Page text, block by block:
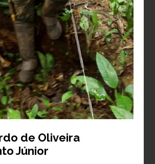
de Oliveira
Júnior
Equipe
ALUNOS INTERNACIONAIS
VISITANTES